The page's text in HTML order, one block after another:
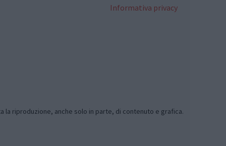
Informativa privacy
la riproduzione, anche solo in parte, di contenuto e grafica.